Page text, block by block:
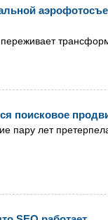
поисковое
пару лет